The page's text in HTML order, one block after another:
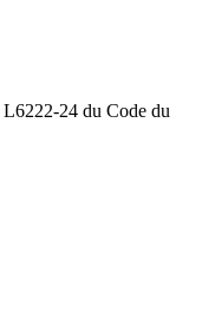
24 du Code du